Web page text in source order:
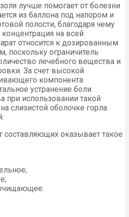
лучше помогает от болезни
из баллона под напором и
полости, благодаря чему
на всей
относится к дозированным
поскольку ограничитель
лечебного вещества и
За счет высокой
компонента
устранение боли.
при использовании такой
слизистой оболочке горла
составляющих оказывает такое